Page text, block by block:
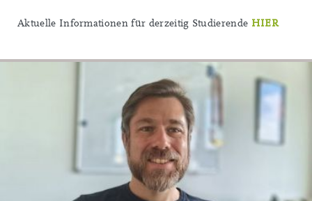
Aktuelle Informationen für derzeitig Studierende HIER